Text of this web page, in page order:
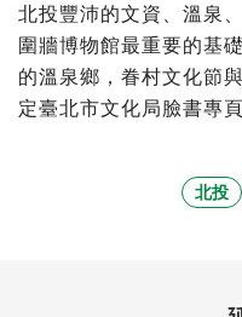
北投豐沛的文資、溫泉
圍牆博物館最重要的基
的溫泉鄉，眷村文化節
定臺北市文化局臉書專頁
北投